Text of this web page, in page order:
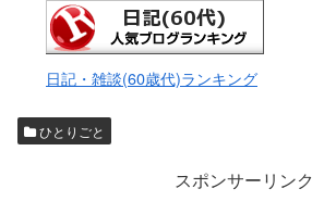
日記・雑談(60歳代)ランキング
ひとりごと
スポンサーリンク